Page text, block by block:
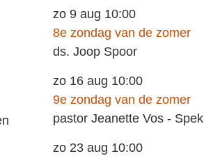
zo 9 aug 10:00
8e zondag van de zomer
ds. Joop Spoor
zo 16 aug 10:00
9e zondag van de zomer
pastor Jeanette Vos - Spek
zo 23 aug 10:00